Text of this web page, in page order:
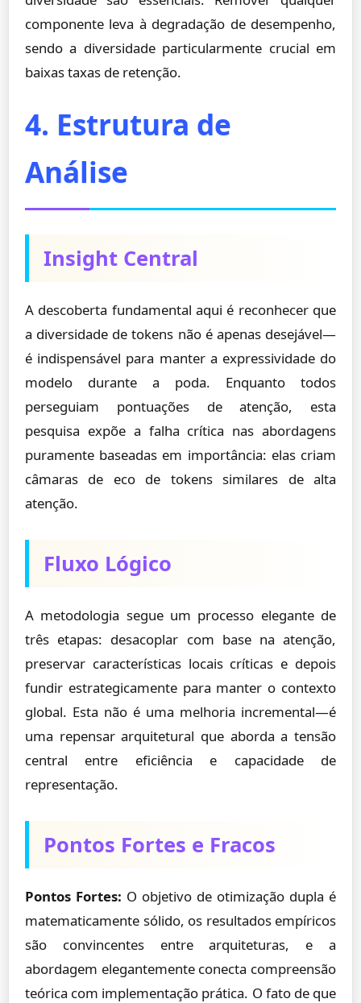
componente leva à degradação de desempenho,
sendo a diversidade particularmente crucial em
baixas taxas de retenção.
4. Estrutura de
Análise
Insight Central
A descoberta fundamental aqui é reconhecer que
a diversidade de tokens não é apenas desejável—
é indispensável para manter a expressividade do
modelo durante a poda. Enquanto todos
perseguiam pontuações de atenção, esta
pesquisa expõe a falha crítica nas abordagens
puramente baseadas em importância: elas criam
câmaras de eco de tokens similares de alta
atenção.
Fluxo Lógico
A metodologia segue um processo elegante de
três etapas: desacoplar com base na atenção,
preservar características locais críticas e depois
fundir estrategicamente para manter o contexto
global. Esta não é uma melhoria incremental—é
uma repensar arquitetural que aborda a tensão
central entre eficiência e capacidade de
representação.
Pontos Fortes e Fracos
Pontos Fortes: O objetivo de otimização dupla é
matematicamente sólido, os resultados empíricos
são convincentes entre arquiteturas, e a
abordagem elegantemente conecta compreensão
teórica com implementação prática. O fato de que